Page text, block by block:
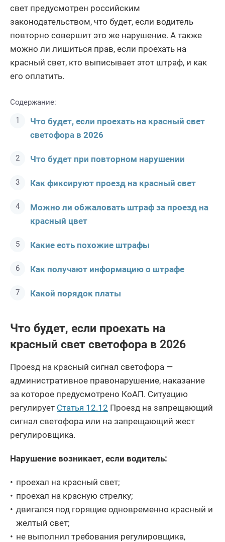
свет предусмотрен российским
законодательством, что будет, если водитель
повторно совершит это же нарушение. А также
можно ли лишиться прав, если проехать на
красный свет, кто выписывает этот штраф, и как
его оплатить.
Содержание:
Что будет, если проехать на красный свет
светофора в 2026
Что будет при повторном нарушении
Как фиксируют проезд на красный свет
Можно ли обжаловать штраф за проезд на
красный цвет
Какие есть похожие штрафы
Как получают информацию о штрафе
Какой порядок платы
Что будет, если проехать на
красный свет светофора в 2026
Проезд на красный сигнал светофора —
административное правонарушение, наказание
за которое предусмотрено КоАП. Ситуацию
регулирует Статья 12.12 Проезд на запрещающий
сигнал светофора или на запрещающий жест
регулировщика.
Нарушение возникает, если водитель:
проехал на красный свет;
проехал на красную стрелку;
двигался под горящие одновременно красный и
желтый свет;
не выполнил требования регулировщика,